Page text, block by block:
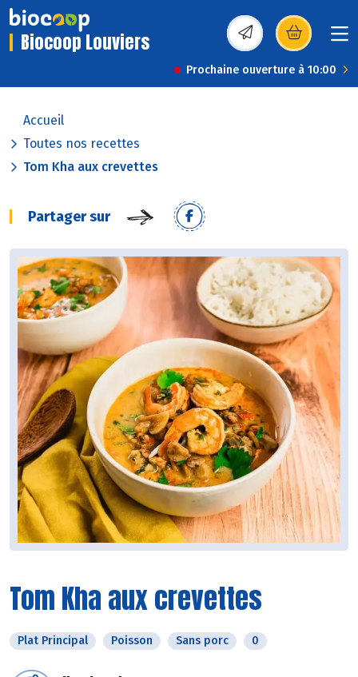
Biocoop Louviers (s’ouvre dans une
Prochaine ouverture à 10:00
Accueil
Toutes nos recettes
Tom Kha aux crevettes
Partager sur
Tom Kha aux crevettes
Plat Principal Poisson Sans porc 0